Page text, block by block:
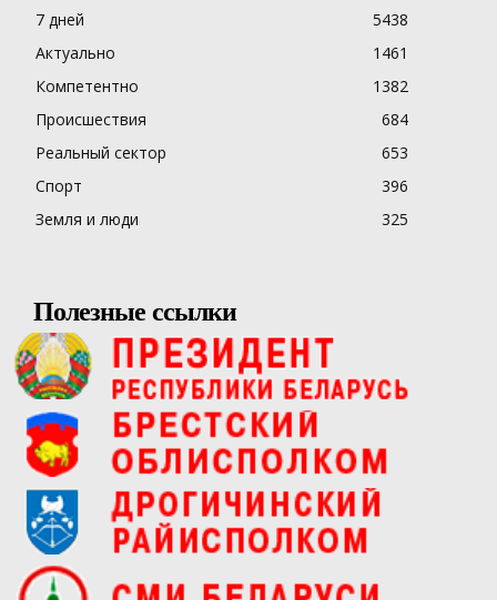
7 дней
5438
Актуально
1461
Компетентно
1382
Происшествия
684
Реальный сектор
653
Спорт
396
Земля и люди
325
Полезные ссылки